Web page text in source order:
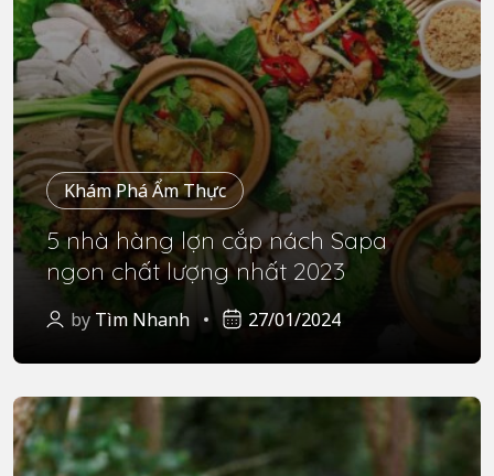
Khám Phá Ẩm Thực
5 nhà hàng lợn cắp nách Sapa
ngon chất lượng nhất 2023
by Tìm Nhanh 27/01/2024